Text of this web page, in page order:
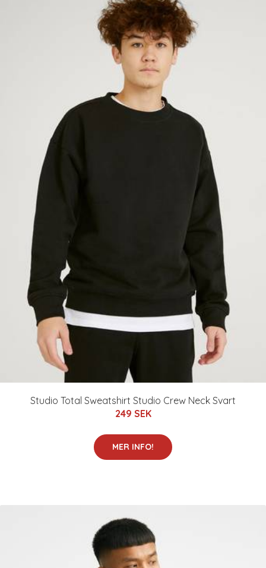
Studio Total Sweatshirt Studio Crew Neck Svart
249 SEK
MER INFO!